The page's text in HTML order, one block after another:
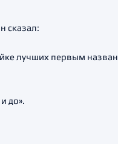
сказал:
лучших первым назван
до».